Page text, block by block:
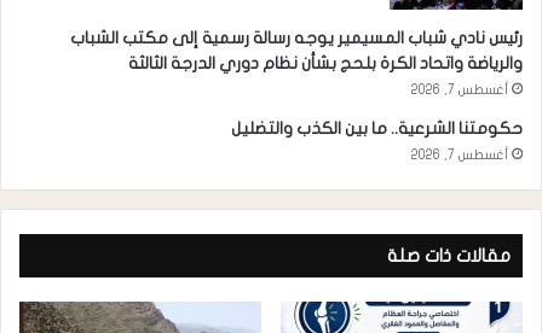
رئيس نادي شباب المسيمير يوجه رسالة رسمية إلى مكتب الشباب
والرياضة واتحاد الكرة بلحج بشأن نظام دوري الدرجة الثالثة
أغسطس 7, 2026
حكومتنا الشرعية.. ما بين الكذب والتضليل
أغسطس 7, 2026
مقالات ذات صلة